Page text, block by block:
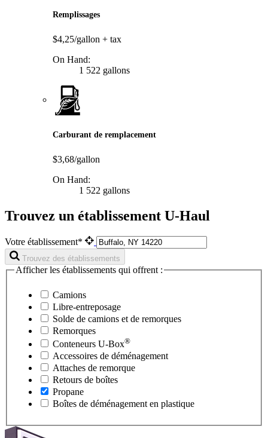
Remplissages
$4,25/gallon + tax
On Hand:
1 522 gallons
Carburant de remplacement
$3,68/gallon
On Hand:
1 522 gallons
Trouvez un établissement U-Haul
Votre établissement*
Trouvez des établissements
Afficher les établissements qui offrent :
Camions
Libre-entreposage
Solde de camions et de remorques
Remorques
Conteneurs U-Box®
Accessoires de déménagement
Attaches de remorque
Retours de boîtes
Propane
Boîtes de déménagement en plastique